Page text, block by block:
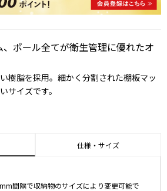
ポール全てが衛生管理に優れたオ
樹脂を採用。細かく分割された棚板マッ
サイズです。
仕様・サイズ
間隔で収納物のサイズにより変更可能で